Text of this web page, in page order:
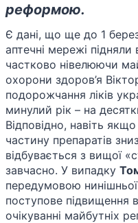
реформою.
Є дані, що ще до 1
аптечні мережі підняли
частково нівелюючи
охорони здоров’я
подорожчання ліків
минулий рік – на
Відповідно, навіть
частину препаратів
відбувається з вищої
завчасно. У випадку
передумовою
поступове підвищення
очікуванні майбутніх